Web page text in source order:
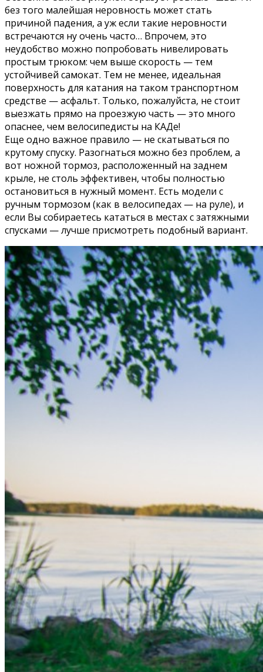
без того малейшая неровность может стать
причиной падения, а уж если такие неровности
встречаются ну очень часто… Впрочем, это
неудобство можно попробовать нивелировать
простым трюком: чем выше скорость — тем
устойчивей самокат. Тем не менее, идеальная
поверхность для катания на таком транспортном
средстве — асфальт. Только, пожалуйста, не стоит
выезжать прямо на проезжую часть — это много
опаснее, чем велосипедисты на КАДе!
Еще одно важное правило — не скатываться по
крутому спуску. Разогнаться можно без проблем, а
вот ножной тормоз, расположенный на заднем
крыле, не столь эффективен, чтобы полностью
остановиться в нужный момент. Есть модели с
ручным тормозом (как в велосипедах — на руле), и
если Вы собираетесь кататься в местах с затяжными
спусками — лучше присмотреть подобный вариант.